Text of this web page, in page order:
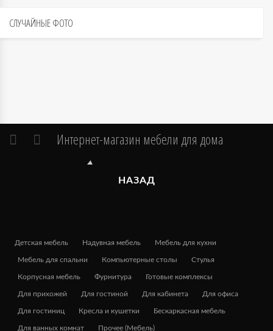
СЛУЧАЙНЫЕФОТО
Интернет-магазин мебели для дома
НАЗАД
Детская мебель Надувная мебель Мебель для кухни
Мебель для спальни Компьютерные столы Стулья
Корпусная мебель Фурнитура Готовые комплексы
Для прихожей Для гостиной Для кабинета Для офиса
Для гостиниц Кресла и кушетки Бескаркасная мебель
Для ванных комнат Прочее (Мебель)